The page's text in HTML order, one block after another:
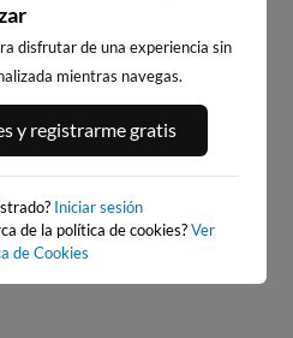
LA MATA, LOMAS DE POLO-
PINOMAR
36km · Lomas de Polo-Pinomar
disfrutar de una experiencia sin
mientras navegas.
y registrarme gratis
Iniciar sesión
de la política de cookies?Ver
de Cookies